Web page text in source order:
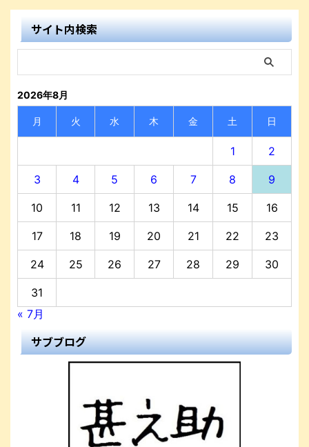
サイト内検索
2026年8月
月 火 水 木 金 土 日
1 2
3 4 5 6 7 8 9
10 11 12 13 14 15 16
17 18 19 20 21 22 23
24 25 26 27 28 29 30
31
« 7月
サブブログ